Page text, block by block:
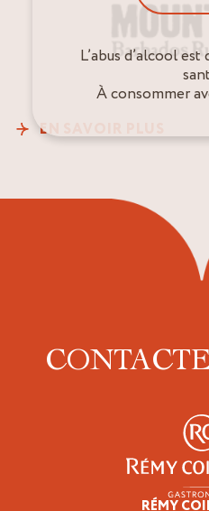
EN SAVOIR PLUS
RÉMY
L’abus d’alcool
À consommer